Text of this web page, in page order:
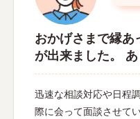
おかげさまで縁あ
が出来ました。
迅速な相談対応や日程
際に会って面談させて